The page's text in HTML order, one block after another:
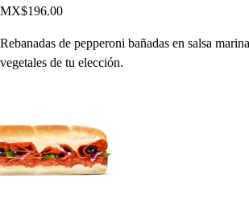
MX$196.00
Rebanadas de pepperoni bañadas en salsa
vegetales de tu elección.